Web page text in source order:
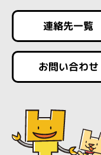
連絡先一覧
お問い合わせ